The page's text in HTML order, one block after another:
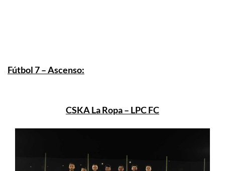
Fútbol 7 – Ascenso:
CSKA La Ropa – LPC FC